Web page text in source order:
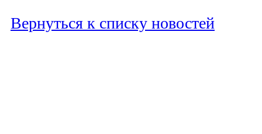
Вернуться к списку новостей